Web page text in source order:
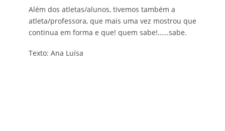
Além dos atletas/alunos, tivemos também a
atleta/professora, que mais uma vez mostrou que
continua em forma e que! quem sabe!……sabe.
Texto: Ana Luísa